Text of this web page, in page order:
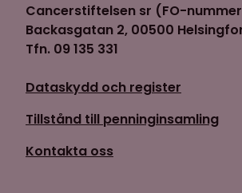
Cancerstiftelsen sr (FO-
Backasgatan 2, 00500
Tfn. 09 135 331
Dataskydd och register
Tillstånd till penninginsamling
Kontakta oss